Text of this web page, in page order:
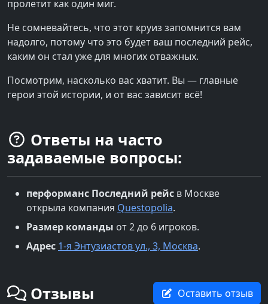
пролетит как один миг.
Не сомневайтесь, что этот круиз запомнится вам
надолго, потому что это будет ваш последний рейс,
каким он стал уже для многих отважных.
Посмотрим, насколько вас хватит. Вы — главные
герои этой истории, и от вас зависит всё!
Ответы на часто
задаваемые вопросы:
перформанс Последний рейс в Москве
открыла компания Questopolia.
Размер команды от 2 до 6 игроков.
Адрес 1-я Энтузиастов ул., 3, Москва.
Отзывы Оставить отзыв